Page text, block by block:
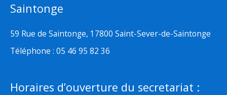
Saintonge
59 Rue de Saintonge, 17800 Saint-Sever-de-Saintonge
Téléphone : 05 46 95 82 36
Horaires d’ouverture du secretariat :